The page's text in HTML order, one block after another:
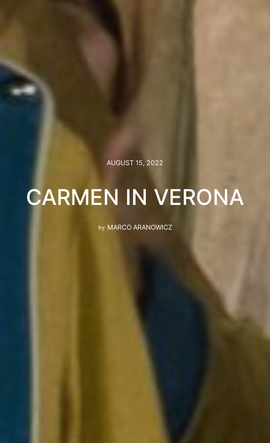
AUGUST 15, 2022
CARMEN IN VERONA
by MARCO ARANOWICZ